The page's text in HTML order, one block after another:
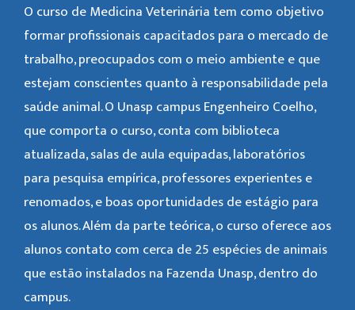
O curso de Medicina Veterinária tem como objetivo
formar profissionais capacitados para o mercado de
trabalho, preocupados com o meio ambiente e que
estejam conscientes quanto à responsabilidade pela
saúde animal. O Unasp campus Engenheiro Coelho,
que comporta o curso, conta com biblioteca
atualizada, salas de aula equipadas, laboratórios
para pesquisa empírica, professores experientes e
renomados, e boas oportunidades de estágio para
os alunos. Além da parte teórica, o curso oferece aos
alunos contato com cerca de 25 espécies de animais
que estão instalados na Fazenda Unasp, dentro do
campus.